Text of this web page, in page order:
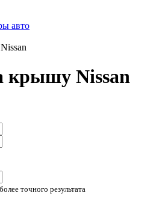
авто
крышу Nissan
точного результата